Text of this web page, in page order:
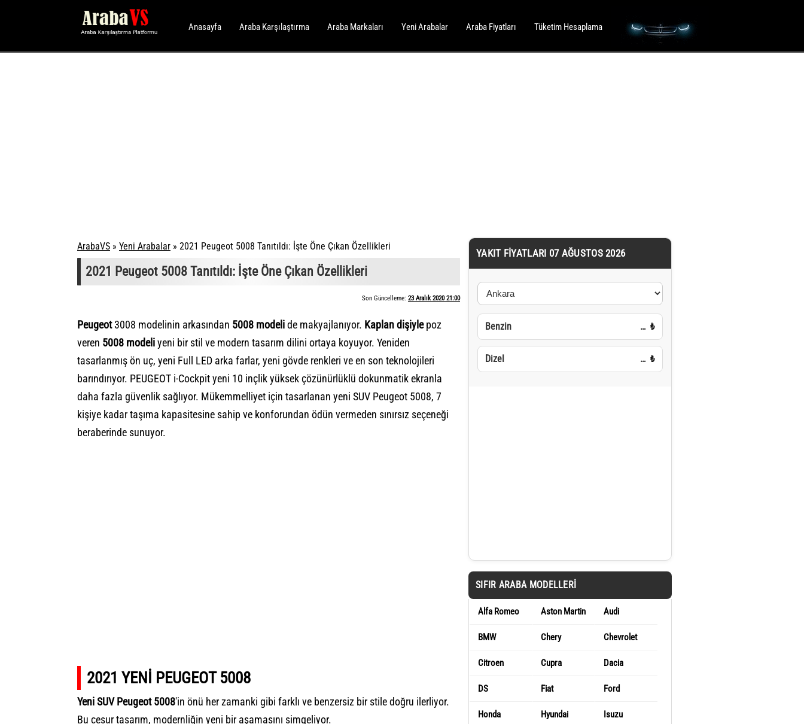
Anasayfa Araba Karşılaştırma Araba Markaları Yeni Arabalar Araba Fiyatları Tüketim Hesaplama
ArabaVS » Yeni Arabalar » 2021 Peugeot 5008 Tanıtıldı: İşte Öne Çıkan Özellikleri
2021 Peugeot 5008 Tanıtıldı: İşte Öne Çıkan Özellikleri
Son Güncelleme: 23 Aralık 2020 21:00
Peugeot3008 modelinin arkasından 5008 modelide makyajlanıyor. Kaplan dişiylepoz
veren 5008 modeliyeni bir stil ve modern tasarım dilini ortaya koyuyor. Yeniden
tasarlanmış ön uç, yeni Full LED arka farlar, yeni gövde renkleri ve en son teknolojileri
barındırıyor. PEUGEOT i-Cockpit yeni 10 inçlik yüksek çözünürlüklü dokunmatik ekranla
daha fazla güvenlik sağlıyor. Mükemmelliyet için tasarlanan yeni SUV Peugeot 5008, 7
kişiye kadar taşıma kapasitesine sahip ve konforundan ödün vermeden sınırsız seçeneği
beraberinde sunuyor.
2021 YENİ PEUGEOT 5008
Yeni SUV Peugeot 5008'in önü her zamanki gibi farklı ve benzersiz bir stile doğru ilerliyor.
Bu cesur tasarım, modernliğin yeni bir aşamasını simgeliyor.
YAKIT FIYATLARI 07 AĞUSTOS 2026
Benzin … ₺
Dizel … ₺
SIFIR ARABA MODELLERI
Alfa Romeo Aston Martin Audi
BMW Chery Chevrolet
Citroen Cupra Dacia
DS Fiat Ford
Honda Hyundai Isuzu